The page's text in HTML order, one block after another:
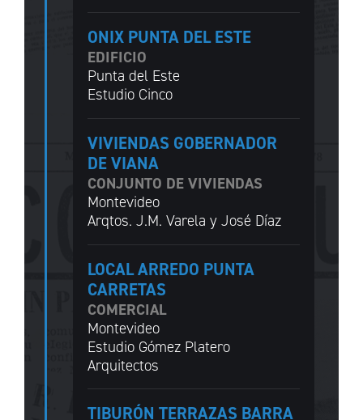
ONIX PUNTA DEL ESTE
EDIFICIO
Punta del Este
Estudio Cinco
VIVIENDAS GOBERNADOR
DE VIANA
CONJUNTO DE VIVIENDAS
Montevideo
Arqtos. J.M. Varela y José Díaz
LOCAL ARREDO PUNTA
CARRETAS
COMERCIAL
Montevideo
Estudio Gómez Platero
Arquitectos
TIBURÓN TERRAZAS BARRA